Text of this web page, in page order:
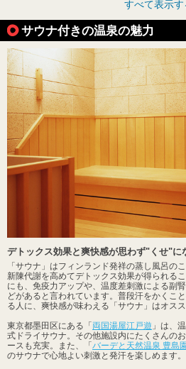
すべて表示す
サウナ付きの温泉の魅力
デトックス効果と爽快感が思わず"くせ"に
「サウナ」はフィンランド発祥の蒸し風呂の
新陳代謝を高めてデトックス効果が得られる
にも、免疫力アップや、温度差刺激による副
どがあると言われています。普段汗をかくこ
る人に、爽快感が味わえる「サウナ」はオスス
東京都墨田区にある「 両国湯屋江戸遊 」は、
式ドライサウナ。その他施設内にたくさんの
ースも充実。また、「 バーデと天然温泉 豊島
のサウナで心地よい刺激と発汗を楽しめます。